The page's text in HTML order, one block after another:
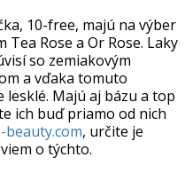
10-free, majú na výber
Rose a Or Rose. Laky
so zemiakovým
a vďaka tomuto
Majú aj bázu a top
ich buď priamo od nich
beauty.com, určite je
o týchto.